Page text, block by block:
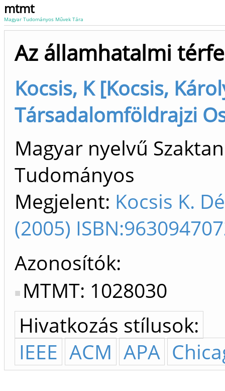
mtmt
Magyar Tudományos Művek Tára
Az államhatalmi
Kocsis, K [Kocsis,
Társadalomföldrajzi
Magyar nyelvű
Tudományos
Megjelent: Kocsis K.
(2005)
Azonosítók
MTMT: 1028030
Hivatkozás stílusok:
IEEE ACM APA